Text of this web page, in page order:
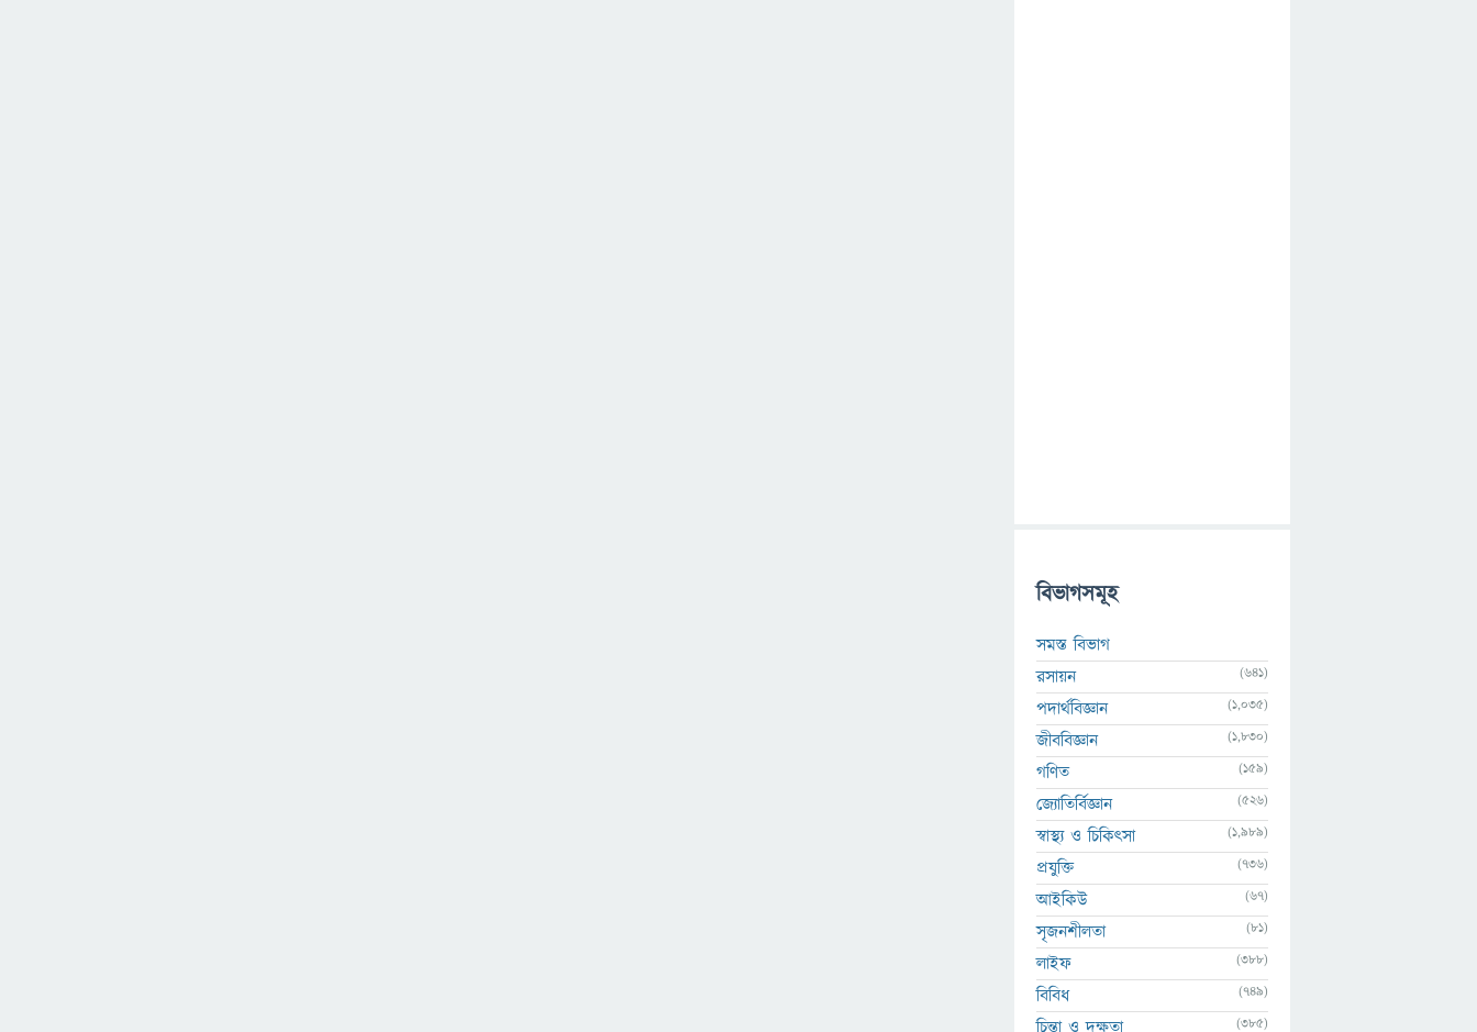
বিভাগসমূহ
সমস্ত বিভাগ
রসায়ন
(641)
পদার্থবিজ্ঞান (1,035)
জীববিজ্ঞান (1,830)
গণিত (159)
জ্যোতির্বিজ্ঞান (526)
স্বাস্থ্য ও চিকিৎসা (1,989)
প্রযুক্তি (736)
আইকিউ (67)
সৃজনশীলতা (81)
লাইফ (388)
বিবিধ (749)
চিন্তা ও দক্ষতা (385)